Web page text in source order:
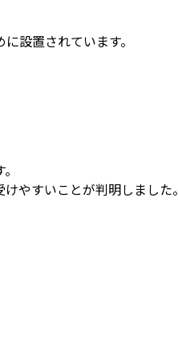
設置されています。
やすいことが判明しました。